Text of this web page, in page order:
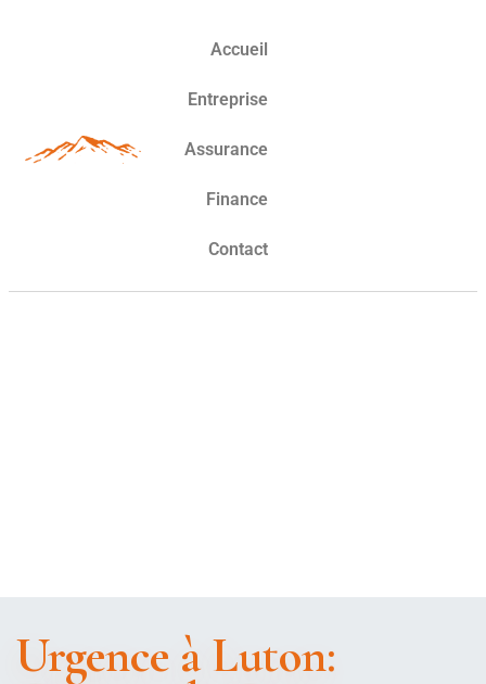
Accueil
Entreprise
Assurance
Finance
Contact
Urgence à Luton: